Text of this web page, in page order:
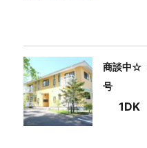
商談中☆
号
1DK